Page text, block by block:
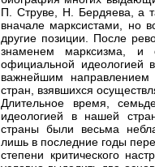
П. Струве, Н. Бердяева, а
вначале марксистами, но
другие позиции. После
знаменем марксизма, и
официальной идеологией
важнейшим направлением
стран, взявшихся
Длительное время,
идеологией в нашей
страны были весьма
лишь в последние годы
степени критического